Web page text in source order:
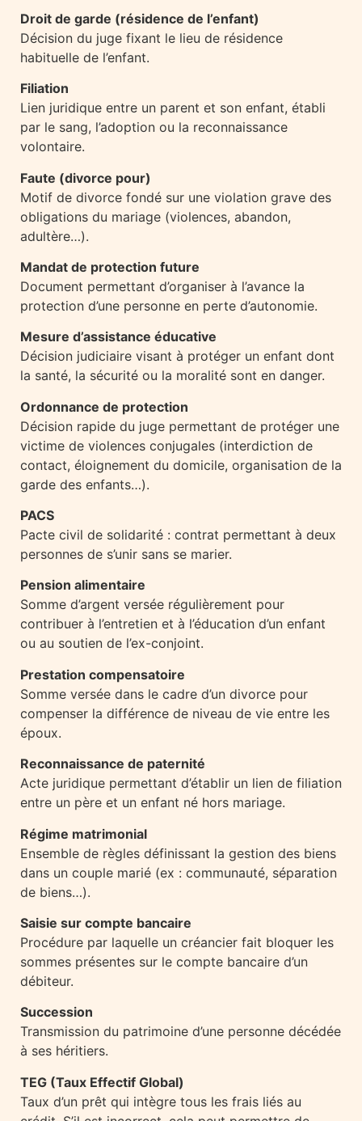
Droit de garde (résidence de l’enfant)
Décision du juge fixant le lieu de résidence
habituelle de l’enfant.
Filiation
Lien juridique entre un parent et son enfant, établi
par le sang, l’adoption ou la reconnaissance
volontaire.
Faute (divorce pour)
Motif de divorce fondé sur une violation grave des
obligations du mariage (violences, abandon,
adultère…).
Mandat de protection future
Document permettant d’organiser à l’avance la
protection d’une personne en perte d’autonomie.
Mesure d’assistance éducative
Décision judiciaire visant à protéger un enfant dont
la santé, la sécurité ou la moralité sont en danger.
Ordonnance de protection
Décision rapide du juge permettant de protéger une
victime de violences conjugales (interdiction de
contact, éloignement du domicile, organisation de la
garde des enfants…).
PACS
Pacte civil de solidarité : contrat permettant à deux
personnes de s’unir sans se marier.
Pension alimentaire
Somme d’argent versée régulièrement pour
contribuer à l’entretien et à l’éducation d’un enfant
ou au soutien de l’ex-conjoint.
Prestation compensatoire
Somme versée dans le cadre d’un divorce pour
compenser la différence de niveau de vie entre les
époux.
Reconnaissance de paternité
Acte juridique permettant d’établir un lien de filiation
entre un père et un enfant né hors mariage.
Régime matrimonial
Ensemble de règles définissant la gestion des biens
dans un couple marié (ex : communauté, séparation
de biens…).
Saisie sur compte bancaire
Procédure par laquelle un créancier fait bloquer les
sommes présentes sur le compte bancaire d’un
débiteur.
Succession
Transmission du patrimoine d’une personne décédée
à ses héritiers.
TEG (Taux Effectif Global)
Taux d’un prêt qui intègre tous les frais liés au